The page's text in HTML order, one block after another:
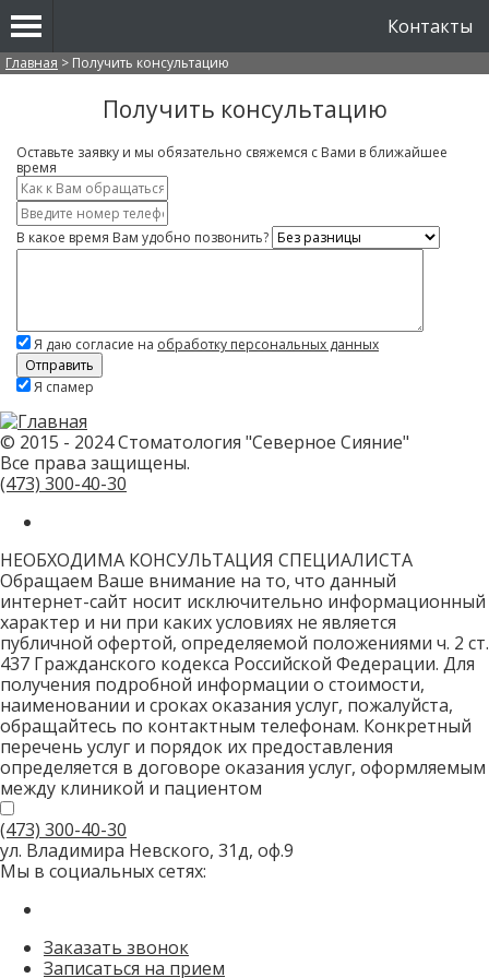
Контакты
Вы здесь
Главная > Получить консультацию
Получить консультацию
Оставьте заявку и мы обязательно свяжемся с Вами в ближайшее
время
Имя
*
Контактный
телефон
*
В какое время Вам удобно позвонить?
Что
Я даю согласие на обработку персональных данных
Скажите,
не
заполняйте
это
поле.
CAPTCHA
только
роботов!
Я спамер
© 2015 - 2024 Стоматология "Северное Сияние"
Все права защищены.
(473) 300-40-30
НЕОБХОДИМА КОНСУЛЬТАЦИЯ СПЕЦИАЛИСТА
Обращаем Ваше внимание на то, что данный
интернет-сайт носит исключительно информационный
характер и ни при каких условиях не является
публичной офертой, определяемой положениями ч. 2 ст.
437 Гражданского кодекса Российской Федерации. Для
получения подробной информации о стоимости,
наименовании и сроках оказания услуг, пожалуйста,
обращайтесь по контактным телефонам. Конкретный
перечень услуг и порядок их предоставления
определяется в договоре оказания услуг, оформляемым
между клиникой и пациентом
(473) 300-40-30
ул. Владимира Невского, 31д, оф.9
Мы в социальных сетях:
Заказать звонок
Записаться на прием